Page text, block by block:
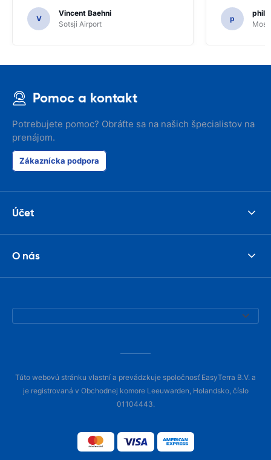
same man came in 5 minutes and after
a quick check we left. Very friendly and
nice. We can only recommand this
V
Vincent Baehni
Sotsji Airport
p
Pomoc a kontakt
Potrebujete pomoc? Obráťte sa na našich špecialistov na
prenájom.
Zákaznícka podpora
Účet
O nás
Túto webovú stránku vlastní a prevádzkuje spoločnosť EasyTerra B.V. a
je registrovaná v Obchodnej komore Leeuwarden, Holandsko, číslo
01104443.